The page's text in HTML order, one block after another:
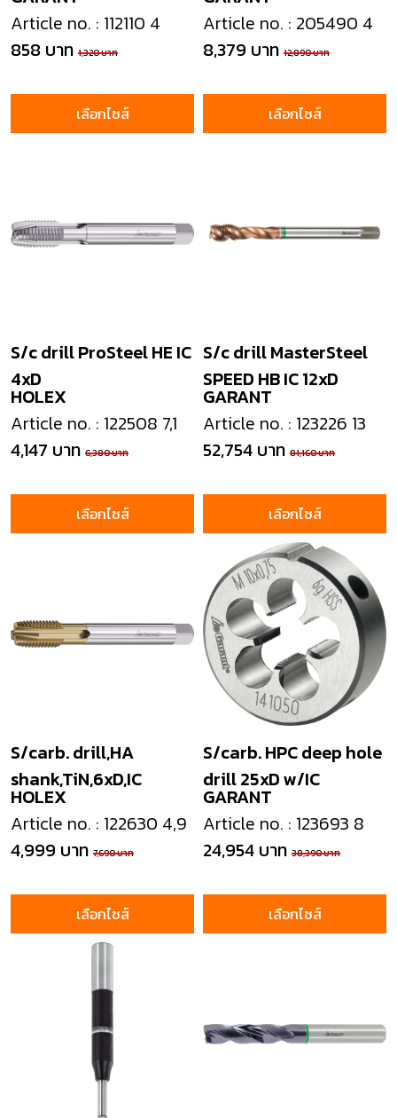
Article no. : 112110 4
858 บาท 1,320 บาท
เลือกไซส์
Article no. : 205490 4
8,379 บาท 12,890 บาท
เลือกไซส์
HOLEX
S/c drill ProSteel HE IC
4xD
Article no. : 122508 7,1
4,147 บาท 6,380 บาท
เลือกไซส์
GARANT
S/c drill MasterSteel
SPEED HB IC 12xD
Article no. : 123226 13
52,754 บาท 81,160 บาท
เลือกไซส์
HOLEX
S/carb. drill,HA
shank,TiN,6xD,IC
Article no. : 122630 4,9
4,999 บาท 7,690 บาท
เลือกไซส์
GARANT
S/carb. HPC deep hole
drill 25xD w/IC
Article no. : 123693 8
24,954 บาท 38,390 บาท
เลือกไซส์